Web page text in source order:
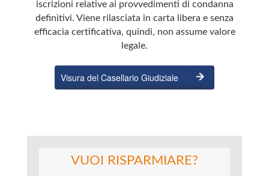
iscrizioni relative ai provvedimenti di condanna
definitivi. Viene rilasciata in carta libera e senza
efficacia certificativa, quindi, non assume valore
legale.
Visura del Casellario Giudiziale
VUOI RISPARMIARE?